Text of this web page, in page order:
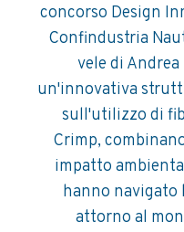
concorso Design
Confindustria
vele di
un'innovativa
sull'utilizzo di
Crimp,
impatto
hanno
attorno al